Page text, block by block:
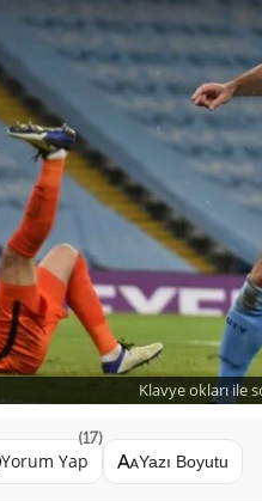
Klavye okları ile
Yorum Yap
(17)
Yazı Boyutu